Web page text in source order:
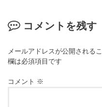
コメントを残す
メールアドレスが公開される
欄は必須項目です
コメント ※